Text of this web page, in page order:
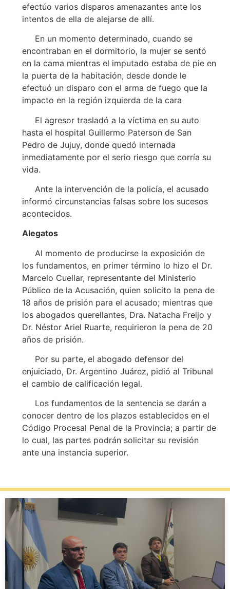
efectúo varios disparos amenazantes ante los
intentos de ella de alejarse de allí.
En un momento determinado, cuando se
encontraban en el dormitorio, la mujer se sentó
en la cama mientras el imputado estaba de pie en
la puerta de la habitación, desde donde le
efectuó un disparo con el arma de fuego que la
impacto en la región izquierda de la cara
El agresor trasladó a la víctima en su auto
hasta el hospital Guillermo Paterson de San
Pedro de Jujuy, donde quedó internada
inmediatamente por el serio riesgo que corría su
vida.
Ante la intervención de la policía, el acusado
informó circunstancias falsas sobre los sucesos
acontecidos.
Alegatos
Al momento de producirse la exposición de
los fundamentos, en primer término lo hizo el Dr.
Marcelo Cuellar, representante del Ministerio
Público de la Acusación, quien solicito la pena de
18 años de prisión para el acusado; mientras que
los abogados querellantes, Dra. Natacha Freijo y
Dr. Néstor Ariel Ruarte, requirieron la pena de 20
años de prisión.
Por su parte, el abogado defensor del
enjuiciado, Dr. Argentino Juárez, pidió al Tribunal
el cambio de calificación legal.
Los fundamentos de la sentencia se darán a
conocer dentro de los plazos establecidos en el
Código Procesal Penal de la Provincia; a partir de
lo cual, las partes podrán solicitar su revisión
ante una instancia superior.